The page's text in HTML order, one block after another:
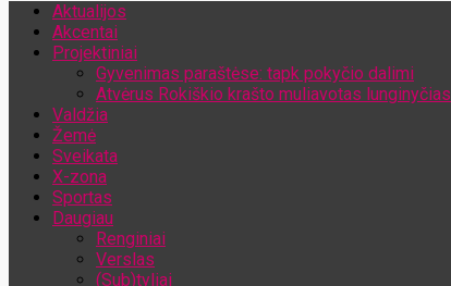
Aktualijos
Akcentai
Projektiniai
Gyvenimas paraštėse: tapk pokyčio dalimi
Atvėrus Rokiškio krašto muliavotas lunginyčias
Valdžia
Žemė
Sveikata
X-zona
Sportas
Daugiau
Renginiai
Verslas
(Sub)tyliai